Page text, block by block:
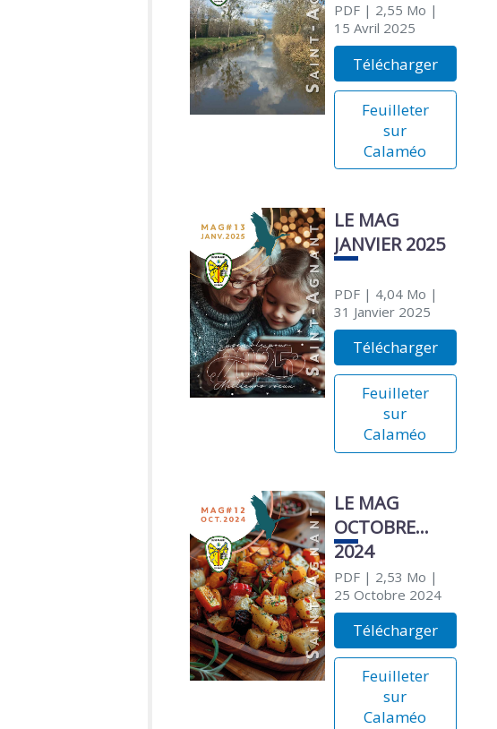
PDF| 2,55 Mo |
15 Avril 2025
Télécharger
Feuilleter
sur
Calaméo
LE MAG
JANVIER 2025
PDF| 4,04 Mo |
31 Janvier 2025
Télécharger
Feuilleter
sur
Calaméo
LE MAG
OCTOBRE
2024
PDF| 2,53 Mo |
25 Octobre 2024
Télécharger
Feuilleter
sur
Calaméo